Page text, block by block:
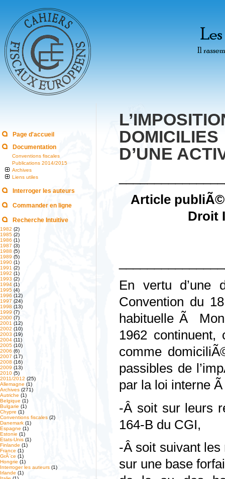
Page d'accueil
Documentation
Conventions fiscales
Publications 2014/2015
Archives
Liens utiles
Interroger les auteurs
Commander en ligne
Recherche Intuitive
1982 (2)
1985 (2)
1986 (1)
1987 (3)
1988 (5)
1989 (5)
1990 (1)
1991 (2)
1992 (1)
1993 (2)
1994 (1)
1995 (4)
1996 (12)
1997 (24)
1998 (13)
1999 (7)
2000 (7)
2001 (12)
2002 (10)
2003 (19)
2004 (11)
2005 (10)
2006 (6)
2007 (17)
2008 (16)
2009 (13)
2010 (5)
2011/2012 (25)
Allemagne (1)
Archives (271)
Autriche (1)
Belgique (1)
Bulgarie (1)
Chypre (1)
Conventions fiscales (2)
Danemark (1)
Espagne (1)
Estonie (1)
Etats-Unis (1)
Finlande (1)
France (1)
GrÃ¨ce (1)
Hongrie (1)
Interroger les auteurs (1)
Irlande (1)
D’UNE
Article
Droit
En vertu d’une
Convention du
habituelle Ã
1962
comme
passibles de
par la loi interne
-Â soit sur leurs
164-B du CGI,
-Â soit suivant les
sur une base